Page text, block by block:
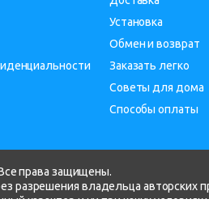
Установка
Обмен и возврат
Заказать легко
Советы для дома
Способы оплаты
права защищены.
разрешения владельца авторских
характер и ни при каких